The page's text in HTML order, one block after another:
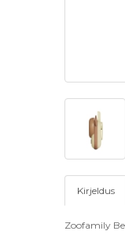
Kirjeldus
Zoofamily